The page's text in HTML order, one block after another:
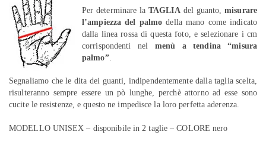
Per determinare laTAGLIAdel guanto,misurare
l’ampiezza del palmo della mano come indicato
dalla linea rossa di questa foto, e selezionare i cm
corrispondenti nel menù a tendina “misura
palmo”.
Segnaliamo che le dita dei guanti, indipendentemente dalla taglia scelta,
risulteranno sempre essere un pò lunghe, perchè attorno ad esse sono
cucite le resistenze, e questo ne impedisce la loro perfetta aderenza.
MODELLO UNISEX – disponibile in 2 taglie – COLORE nero